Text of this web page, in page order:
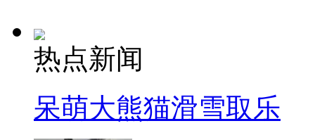
热点新闻
呆萌大熊猫滑雪取乐